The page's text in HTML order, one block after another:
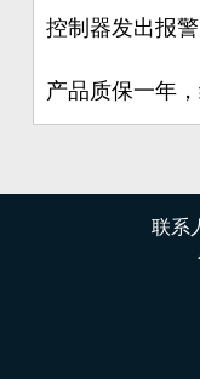
控制器发出报
产品质保一年
联系